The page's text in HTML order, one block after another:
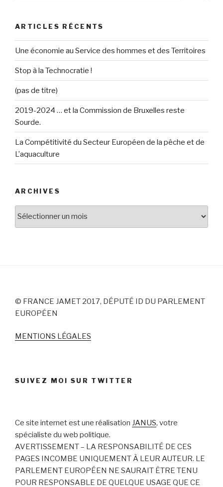
ARTICLES RÉCENTS
Une économie au Service des hommes et des Territoires
Stop à la Technocratie !
(pas de titre)
2019-2024 … et la Commission de Bruxelles reste
Sourde.
La Compétitivité du Secteur Européen de la pêche et de
L’aquaculture
ARCHIVES
Archives
© FRANCE JAMET 2017, DÉPUTÉ ID DU PARLEMENT
EUROPÉEN
MENTIONS LÉGALES
SUIVEZ MOI SUR TWITTER
Ce site internet est une réalisation JANUS, votre
spécialiste du web politique.
AVERTISSEMENT – LA RESPONSABILITÉ DE CES
PAGES INCOMBE UNIQUEMENT À LEUR AUTEUR. LE
PARLEMENT EUROPÉEN NE SAURAIT ÊTRE TENU
POUR RESPONSABLE DE QUELQUE USAGE QUE CE